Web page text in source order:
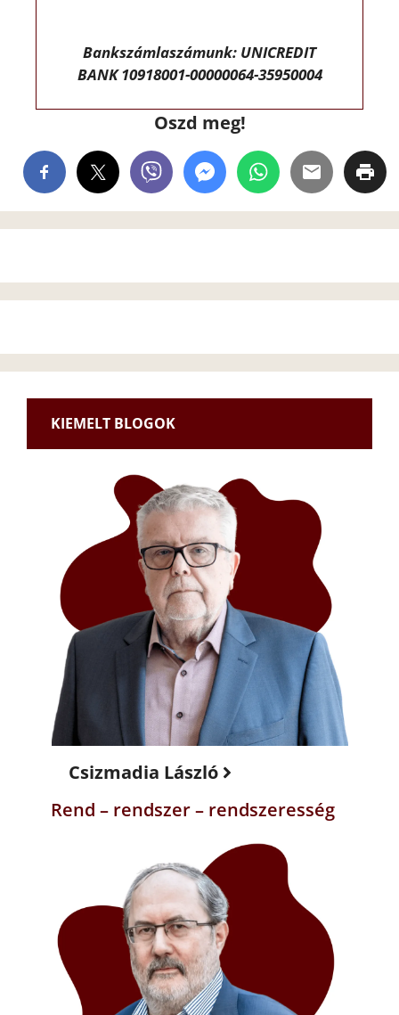
Bankszámlaszámunk: UNICREDIT
BANK 10918001-00000064-35950004
Oszd meg!
KIEMELT BLOGOK
Csizmadia László
Rend – rendszer – rendszeresség